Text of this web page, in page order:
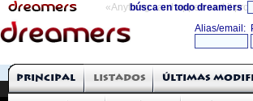
«Anything can happen and it
búsca en todo dreamers
THE DREAMERS
Críticas: Series de TV
Principal Listados Últimas